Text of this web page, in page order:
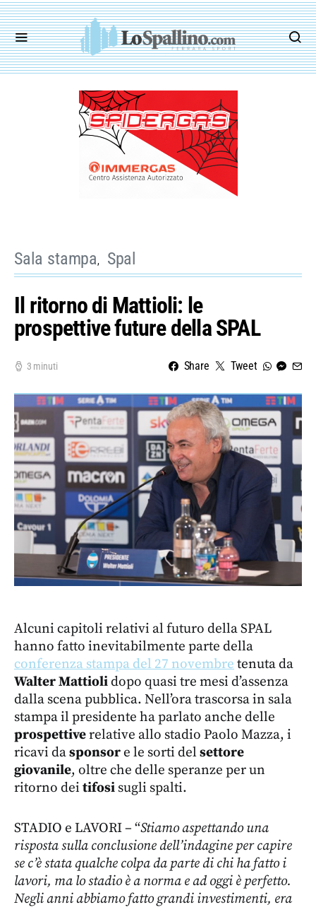
Sala stampa Spal
Il ritorno di Mattioli: le
prospettive future della SPAL
3 minuti Share Tweet
Alcuni capitoli relativi al futuro della SPAL
hanno fatto inevitabilmente parte della
conferenza stampa del 27 novembre tenuta da
Walter Mattiolidopo quasi tre mesi d’assenza
dalla scena pubblica. Nell’ora trascorsa in sala
stampa il presidente ha parlato anche delle
prospettiverelative allo stadio Paolo Mazza, i
ricavi dasponsore le sorti delsettore
giovanile, oltre che delle speranze per un
ritorno dei tifosi sugli spalti.
STADIO e LAVORI – “Stiamo aspettando una
risposta sulla conclusione dell’indagine per capire
se c’è stata qualche colpa da parte di chi ha fatto i
lavori, ma lo stadio è a norma e ad oggi è perfetto.
Negli anni abbiamo fatto grandi investimenti, era